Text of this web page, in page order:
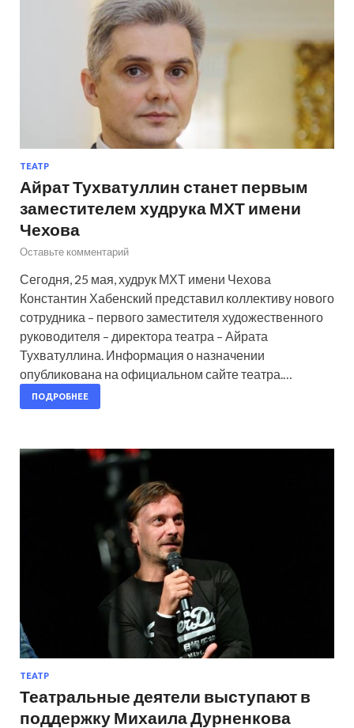
ТЕАТР
Айрат Тухватуллин станет первым
заместителем худрука МХТ имени
Чехова
Оставьте комментарий
Сегодня, 25 мая, худрук МХТ имени Чехова
Константин Хабенский представил коллективу нового
сотрудника – первого заместителя художественного
руководителя – директора театра – Айрата
Тухватуллина. Информация о назначении
опубликована на официальном сайте театра.…
ПОДРОБНЕЕ
ТЕАТР
Театральные деятели выступают в
поддержку Михаила Дурненкова